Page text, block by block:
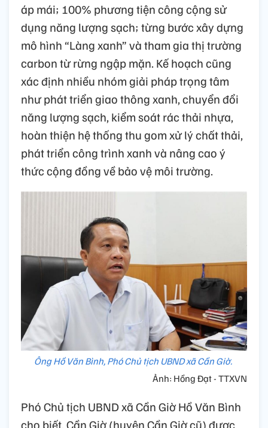
áp mái; 100% phương tiện công cộng sử
dụng năng lượng sạch; từng bước xây dựng
mô hình “Làng xanh” và tham gia thị trường
carbon từ rừng ngập mặn. Kế hoạch cũng
xác định nhiều nhóm giải pháp trọng tâm
như phát triển giao thông xanh, chuyển đổi
năng lượng sạch, kiểm soát rác thải nhựa,
hoàn thiện hệ thống thu gom xử lý chất thải,
phát triển công trình xanh và nâng cao ý
thức cộng đồng về bảo vệ môi trường.
Ông Hồ Văn Bình, Phó Chủ tịch UBND xã Cần Giờ.
Ảnh: Hồng Đạt - TTXVN
Phó Chủ tịch UBND xã Cần Giờ Hồ Văn Bình
cho biết, Cần Giờ (huyện Cần Giờ cũ) được